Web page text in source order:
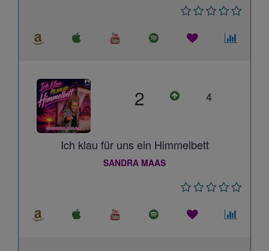
2 4
Ich klau für uns ein Himmelbett
SANDRA MAAS